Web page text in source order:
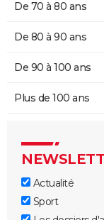
De 70 à 80 ans
De 80 à 90 ans
De 90 à 100 ans
Plus de 100 ans
Actualité
Sport